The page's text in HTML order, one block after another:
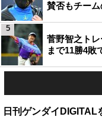
賛否もチー
菅野智之ト
まで11勝4敗
5
日刊ゲンダイDIGITAL